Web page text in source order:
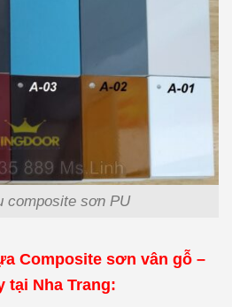
composite sơn PU
Composite sơn vân gỗ –
tại Nha Trang: